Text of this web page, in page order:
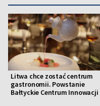
Litwa chce zostać centrum
gastronomii. Powstanie
Bałtyckie Centrum Innowacji